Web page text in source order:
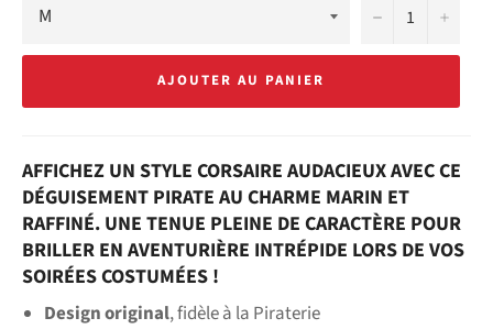
− +
AJOUTER AU PANIER
AFFICHEZ UN STYLE CORSAIRE AUDACIEUX AVEC CE
DÉGUISEMENT PIRATE AU CHARME MARIN ET
RAFFINÉ. UNE TENUE PLEINE DE CARACTÈRE POUR
BRILLER EN AVENTURIÈRE INTRÉPIDE LORS DE VOS
SOIRÉES COSTUMÉES !
Design original, fidèle à la Piraterie